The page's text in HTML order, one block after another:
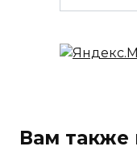
Вам также